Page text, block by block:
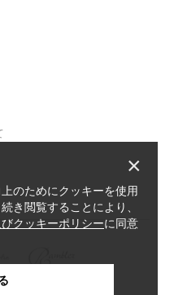
×
のためにクッキーを使用
き閲覧することにより、
クッキーポリシーに同意